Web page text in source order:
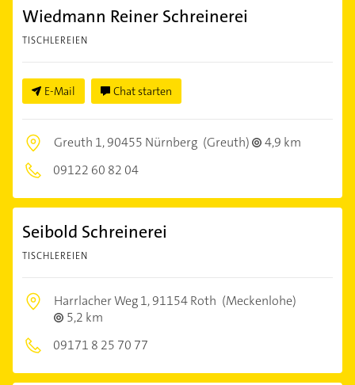
Wiedmann Reiner Schreinerei
TISCHLEREIEN
E-Mail Chat starten
Greuth 1,90455 Nürnberg (Greuth)
4,9 km
09122 60 82 04
Seibold Schreinerei
TISCHLEREIEN
Harrlacher Weg 1,91154 Roth (Meckenlohe)
5,2 km
09171 8 25 70 77